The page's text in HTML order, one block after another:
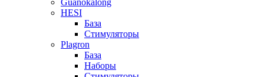
Guanokalong
HESI
База
Стимуляторы
Plagron
База
Наборы